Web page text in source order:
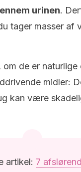
urinen.
tager masser af
de er naturlige
midler:
kan være
artikel: 7